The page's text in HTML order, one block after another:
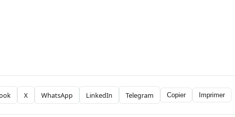
X WhatsApp LinkedIn Telegram Copier Imprimer